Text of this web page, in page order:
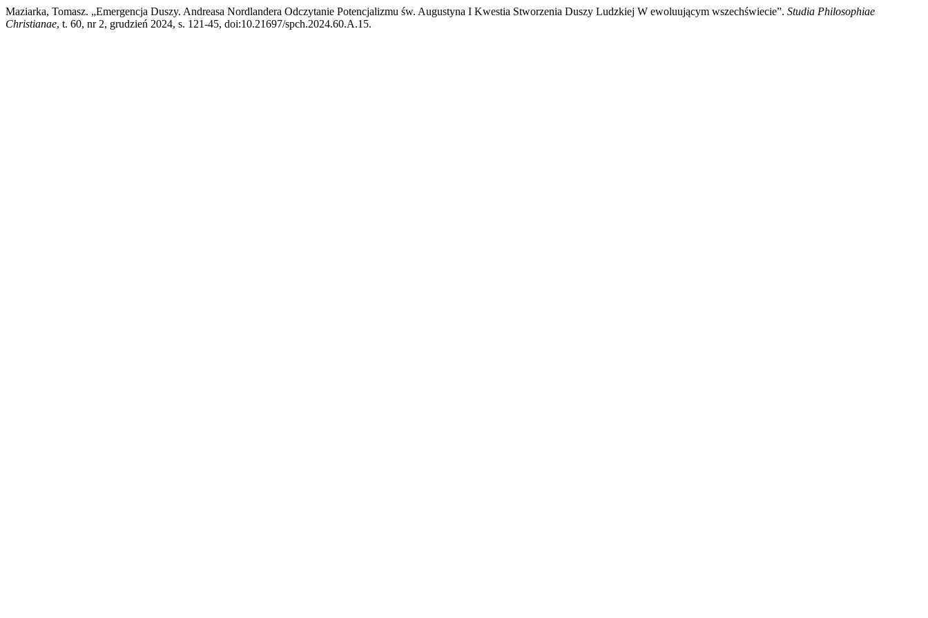
Maziarka, Tomasz. „Emergencja Duszy. Andreasa Nordlandera Odczytanie Potencjalizmu św. Augustyna I Kwestia Stworzenia Duszy Ludzkiej W ewoluującym wszechświecie”. Studia Philosophiae
Christianae, t. 60, nr 2, grudzień 2024, s. 121-45, doi:10.21697/spch.2024.60.A.15.